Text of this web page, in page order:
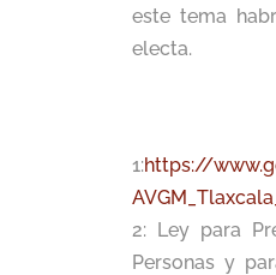
este tema
electa.
1:https://
2: Ley para
Personas y